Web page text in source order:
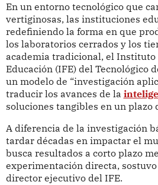
En un entorno tecnológico que
vertiginosas, las instituciones
redefiniendo la forma en que
los laboratorios cerrados y los
academia tradicional, el Instituto
Educación (IFE) del Tecnológico
un modelo de “investigación
traducir los avances de la
soluciones tangibles en un plazo
A diferencia de la investigación
tardar décadas en impactar el
busca resultados a corto plazo
experimentación directa,
director ejecutivo del IFE.